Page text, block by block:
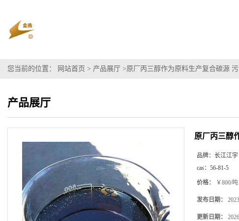
您当前的位置： 网站首页 > 产品展厅 >原厂丙三醇作为原料生产复合碳源
产品展厅
原厂丙三醇
品牌： 长江江宇
cas： 56-81-5
价格： ￥800/吨
发布日期：
更新日期：